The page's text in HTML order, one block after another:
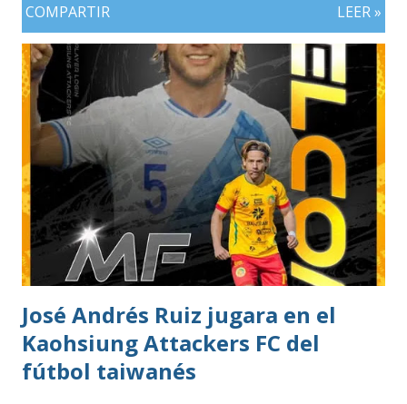
plata, aunque ambos países registran el mismo número de
oros (10).
COMPARTIR LEER »
José Andrés Ruiz jugara en el
Kaohsiung Attackers FC del
fútbol taiwanés